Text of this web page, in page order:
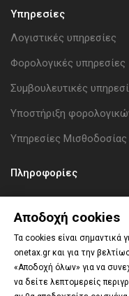
Αποδοχή cookies
Τα cookies είναι σημαντικά
onetax.gr και για την
«Αποδοχή όλων» για να
να δείτε λεπτομερείς
Υπηρεσίες
Λογιστικές υπηρεσίες
Φορολογικές υπηρεσίες
Συμβουλευτικές
Υποστήριξη
Υπηρεσίες Μισθοδοσίας
Πληροφορίες
ΑΡ. Γ.Ε.ΜΗ.:
Πολιτική απορρήτου
Επεξεργασία cookies